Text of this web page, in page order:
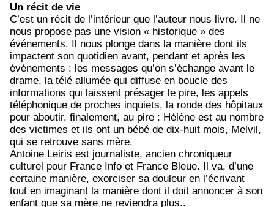
Un récit de vie
C’est un récit de l’intérieur que l’auteur nous livre. Il ne
nous propose pas une vision « historique » des
événements. Il nous plonge dans la manière dont ils
impactent son quotidien avant, pendant et après les
événements : les messages qu’on s’échange avant le
drame, la télé allumée qui diffuse en boucle des
informations qui laissent présager le pire, les appels
téléphonique de proches inquiets, la ronde des hôpitaux
pour aboutir, finalement, au pire : Hélène est au nombre
des victimes et ils ont un bébé de dix-huit mois, Melvil,
qui se retrouve sans mère.
Antoine Leiris est journaliste, ancien chroniqueur
culturel pour France Info et France Bleue. Il va, d’une
certaine manière, exorciser sa douleur en l’écrivant
tout en imaginant la manière dont il doit annoncer à son
enfant que sa mère ne reviendra plus..